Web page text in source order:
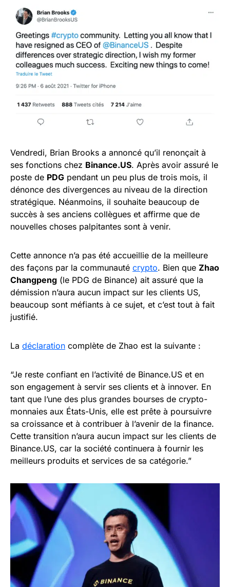
Vendredi, Brian Brooks a annoncé qu’il renonçait à
ses fonctions chez Binance.US. Après avoir assuré le
poste de PDG pendant un peu plus de trois mois, il
dénonce des divergences au niveau de la direction
stratégique. Néanmoins, il souhaite beaucoup de
succès à ses anciens collègues et affirme que de
nouvelles choses palpitantes sont à venir.
Cette annonce n’a pas été accueillie de la meilleure
des façons par la communauté crypto. Bien que Zhao
Changpeng (le PDG de Binance) ait assuré que la
démission n’aura aucun impact sur les clients US,
beaucoup sont méfiants à ce sujet, et c’est tout à fait
justifié.
La déclaration complète de Zhao est la suivante :
“Je reste confiant en l’activité de Binance.US et en
son engagement à servir ses clients et à innover. En
tant que l’une des plus grandes bourses de crypto-
monnaies aux États-Unis, elle est prête à poursuivre
sa croissance et à contribuer à l’avenir de la finance.
Cette transition n’aura aucun impact sur les clients de
Binance.US, car la société continuera à fournir les
meilleurs produits et services de sa catégorie.”